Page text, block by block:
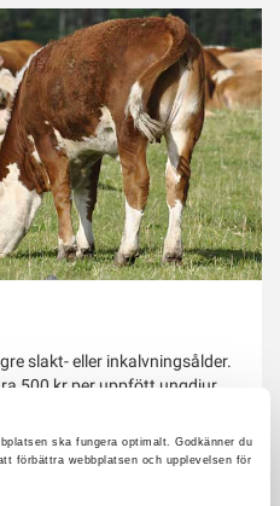
ska fungera optimalt. Godkänner du
förbättra webbplatsen och upplevelsen för
slakt- eller inkalvningsålder.
500 kr per uppfött ungdjur